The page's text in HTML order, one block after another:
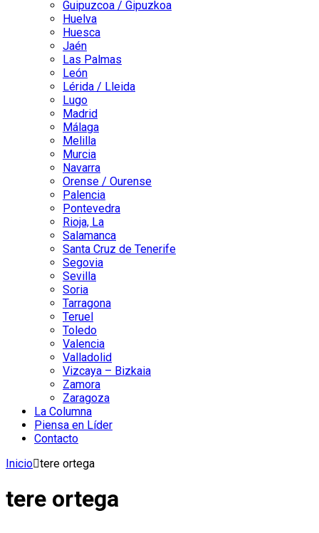
Guipuzcoa / Gipuzkoa
Huelva
Huesca
Jaén
Las Palmas
León
Lérida / Lleida
Lugo
Madrid
Málaga
Melilla
Murcia
Navarra
Orense / Ourense
Palencia
Pontevedra
Rioja, La
Salamanca
Santa Cruz de Tenerife
Segovia
Sevilla
Soria
Tarragona
Teruel
Toledo
Valencia
Valladolid
Vizcaya – Bizkaia
Zamora
Zaragoza
La Columna
Piensa en Líder
Contacto
Inicio tere ortega
tere ortega